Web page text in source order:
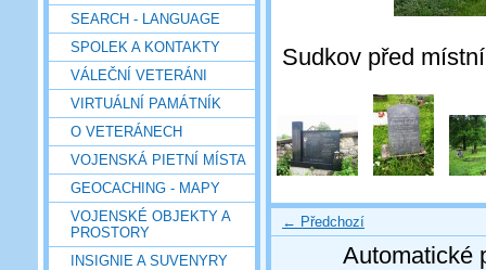
SEARCH - LANGUAGE
SPOLEK A KONTAKTY
VÁLEČNÍ VETERÁNI
VIRTUÁLNÍ PAMÁTNÍK
O VETERÁNECH
VOJENSKÁ PIETNÍ MÍSTA
GEOCACHING - MAPY
VOJENSKÉ OBJEKTY A
PROSTORY
INSIGNIE A SUVENYRY
Sudkov před
← Předchozí
Automatické